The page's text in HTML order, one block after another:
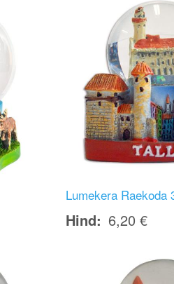
Lumekera Raekoda
Hind 6,20 €